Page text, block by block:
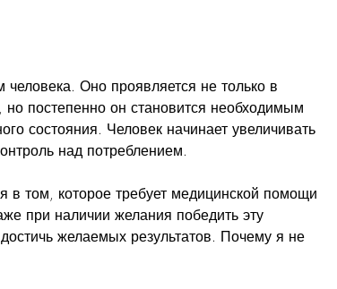
но постепенно он становится необходимым
состояния. Человек начинает увеличивать
над потреблением.
в том, которое требует медицинской помощи
при наличии желания победить эту
желаемых результатов. Почему я не